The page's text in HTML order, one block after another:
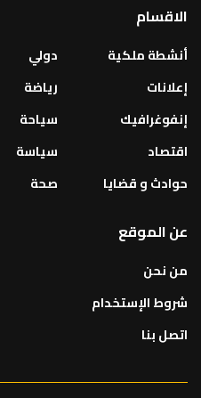
الاقسام
أنشطة ملكية
إعلانات
إنفوغرافيك
اقتصاد
حوادث و قضايا
دولي
رياضة
سياحة
سياسة
صحة
عن الموقع
من نحن
شروط الإستخدام
اتصل بنا